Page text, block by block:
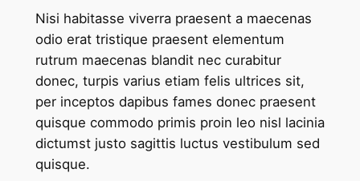
Nisi habitasse viverra praesent a maecenas
odio erat tristique praesent elementum
rutrum maecenas blandit nec curabitur
donec, turpis varius etiam felis ultrices sit,
per inceptos dapibus fames donec praesent
quisque commodo primis proin leo nisl lacinia
dictumst justo sagittis luctus vestibulum sed
quisque.